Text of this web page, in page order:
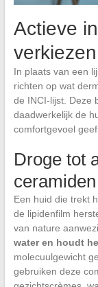
Actieve
In plaats van een
richten op wat
de INCI-lijst. Deze
daadwerkelijk de
comfortgevoel
Droge tot
Een huid die trekt
de lipidenfilm
van nature
water en houdt
molecuulgewicht
gebruiken deze